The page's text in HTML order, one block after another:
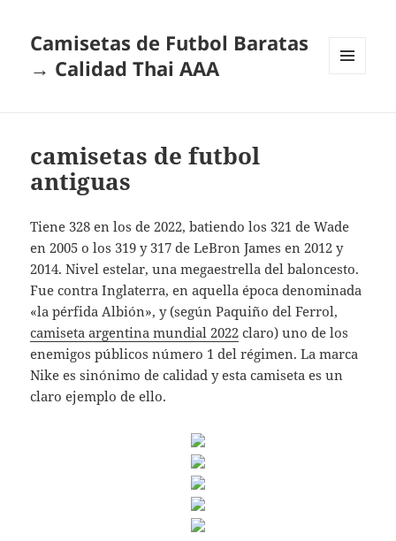
Camisetas de Futbol Baratas
→ Calidad Thai AAA
camisetas de futbol
antiguas
Tiene 328 en los de 2022, batiendo los 321 de Wade
en 2005 o los 319 y 317 de LeBron James en 2012 y
2014. Nivel estelar, una megaestrella del baloncesto.
Fue contra Inglaterra, en aquella época denominada
«la pérfida Albión», y (según Paquiño del Ferrol,
camiseta argentina mundial 2022 claro) uno de los
enemigos públicos número 1 del régimen. La marca
Nike es sinónimo de calidad y esta camiseta es un
claro ejemplo de ello.